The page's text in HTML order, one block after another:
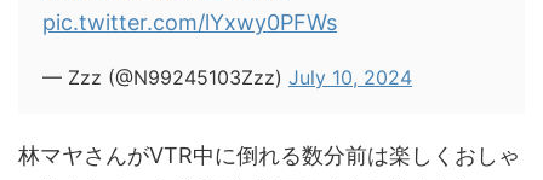
pic.twitter.com/lYxwy0PFWs
— Zzz (@N99245103Zzz) July 10, 2024
林マヤさんがVTR中に倒れる数分前は楽しくおしゃ